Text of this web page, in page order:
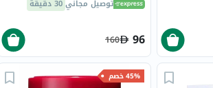
توصيل مجاني30 دقيقة
96
160
45% خصم